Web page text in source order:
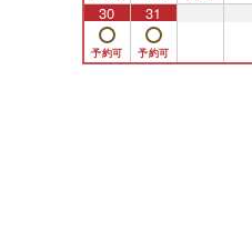
30 31